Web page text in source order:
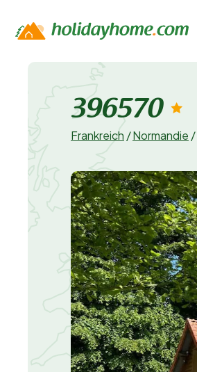
396570
Frankreich /Normandie /